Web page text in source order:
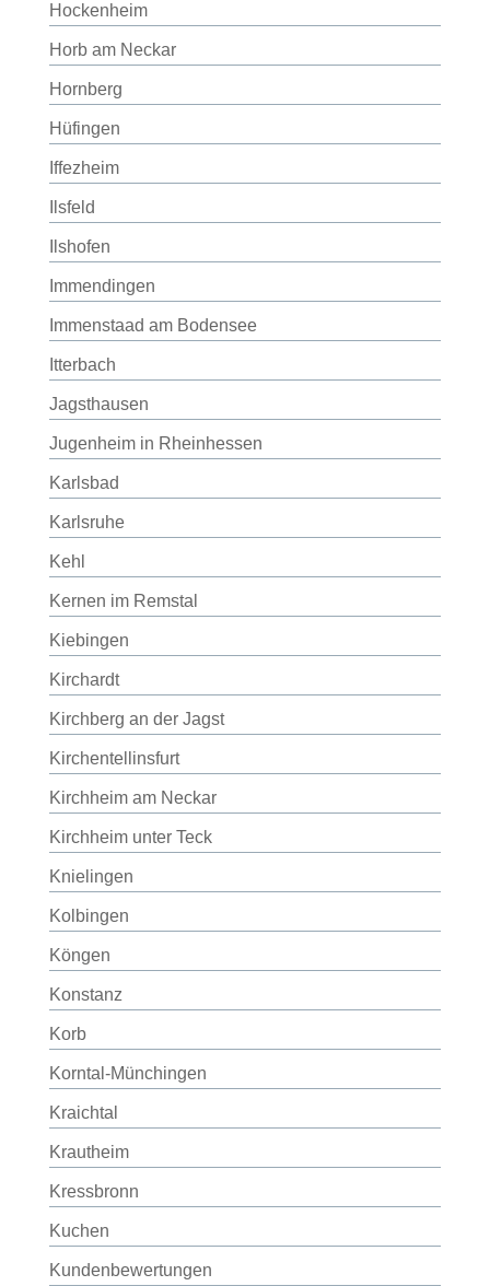
Hockenheim
Horb am Neckar
Hornberg
Hüfingen
Iffezheim
Ilsfeld
Ilshofen
Immendingen
Immenstaad am Bodensee
Itterbach
Jagsthausen
Jugenheim in Rheinhessen
Karlsbad
Karlsruhe
Kehl
Kernen im Remstal
Kiebingen
Kirchardt
Kirchberg an der Jagst
Kirchentellinsfurt
Kirchheim am Neckar
Kirchheim unter Teck
Knielingen
Kolbingen
Köngen
Konstanz
Korb
Korntal-Münchingen
Kraichtal
Krautheim
Kressbronn
Kuchen
Kundenbewertungen